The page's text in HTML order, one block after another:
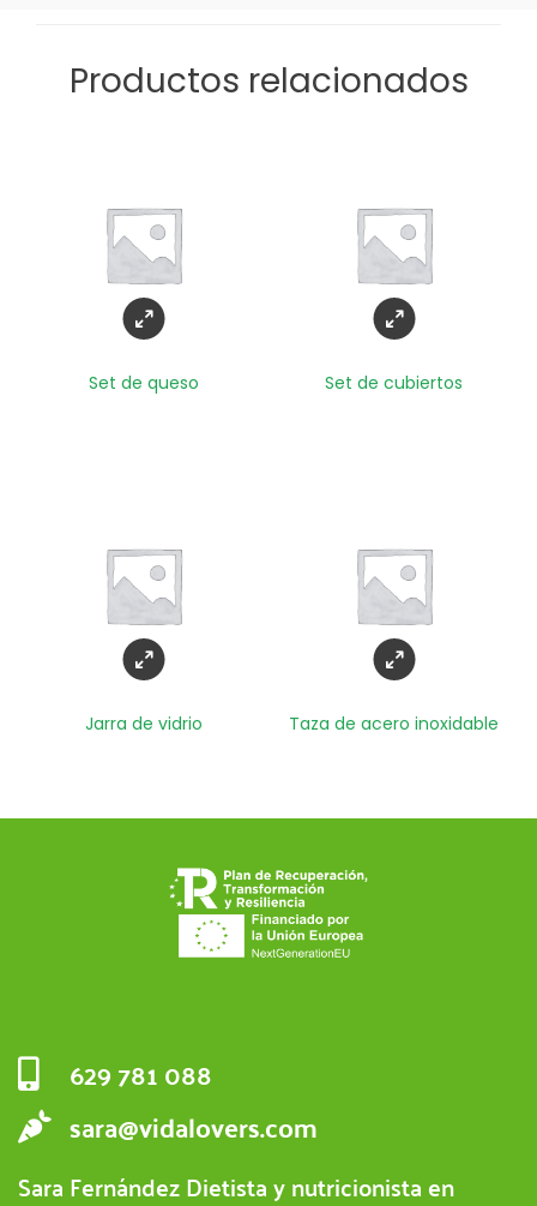
Productos relacionados
Set de queso Set de cubiertos
Jarra de vidrio Taza de acero inoxidable
629 781 088
sara@vidalovers.com
Sara Fernández Dietista y nutricionista en